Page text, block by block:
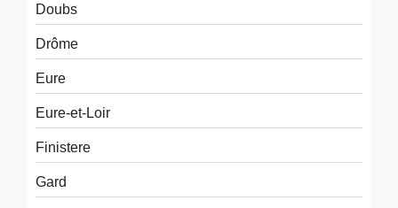
Doubs
Drôme
Eure
Eure-et-Loir
Finistere
Gard